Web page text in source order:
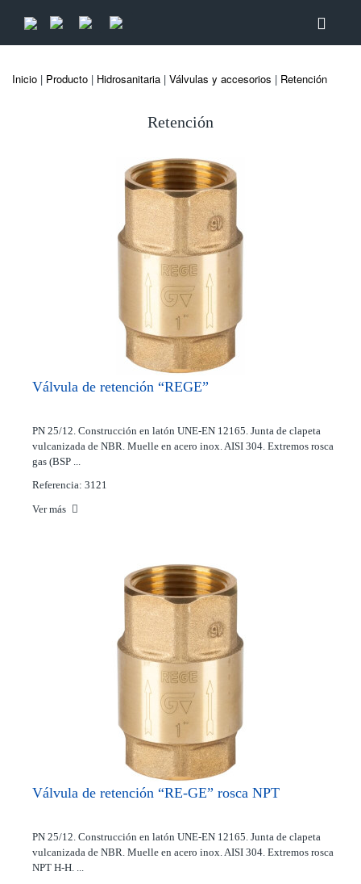
Inicio | Producto | Hidrosanitaria | Válvulas y accesorios | Retención
Retención
Válvula de retención “REGE”
PN 25/12. Construcción en latón UNE-EN 12165. Junta de clapeta
vulcanizada de NBR. Muelle en acero inox. AISI 304. Extremos rosca
gas (BSP ...
Referencia: 3121
Ver más
Válvula de retención “RE-GE” rosca NPT
PN 25/12. Construcción en latón UNE-EN 12165. Junta de clapeta
vulcanizada de NBR. Muelle en acero inox. AISI 304. Extremos rosca
NPT H-H. ...